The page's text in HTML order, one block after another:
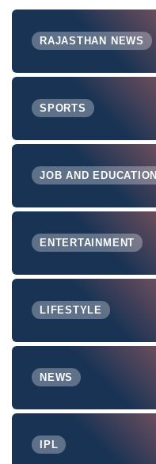
RAJASTHAN NEWS
SPORTS
JOB AND EDUCATION
ENTERTAINMENT
LIFESTYLE
NEWS
IPL